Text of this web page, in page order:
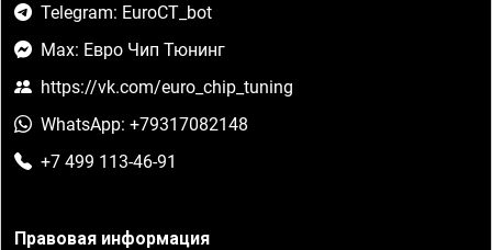
Telegram: EuroCT_bot
Max: Евро Чип Тюнинг
https://vk.com/euro_chip_tuning
WhatsApp: +79317082148
+7 499 113-46-91
Правовая информация